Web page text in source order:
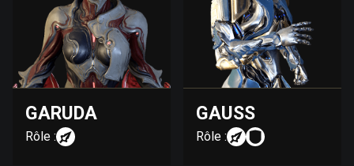
GARUDA
Rôle :
GAUSS
Rôle :